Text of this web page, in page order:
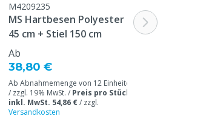
M4209235
MS Hartbesen Polyester
45 cm + Stiel 150 cm
Ab
38,80 €
Ab Abnahmemenge von 12 Einheiten
/ zzgl. 19% MwSt. / Preis pro Stück
inkl. MwSt. 54,86 €/ zzgl.
Versandkosten